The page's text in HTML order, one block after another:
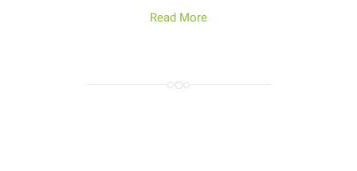
Read More